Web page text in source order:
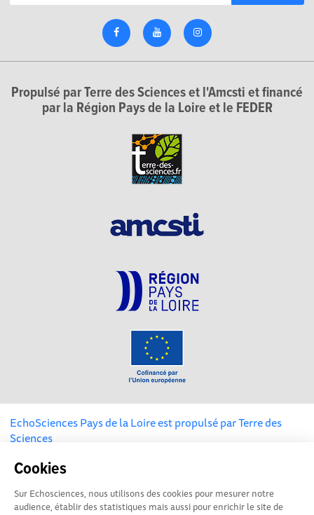
Cookies
Sur Echosciences, nous utilisons des cookies pour mesurer notre
audience, établir des statistiques mais aussi pour enrichir le site de
Propulsé par Terre des Sciences et l'Amcsti et financé
par la Région Pays de la Loire et le FEDER
EchoSciences Pays de la Loire est propulsé parTerre des
Sciences
Mentions légales
|Ligne éditoriale